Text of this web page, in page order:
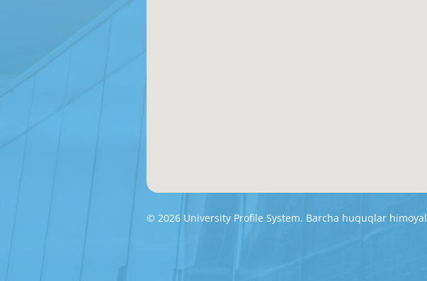
© 2026 University Profile System. Barcha huquqlar